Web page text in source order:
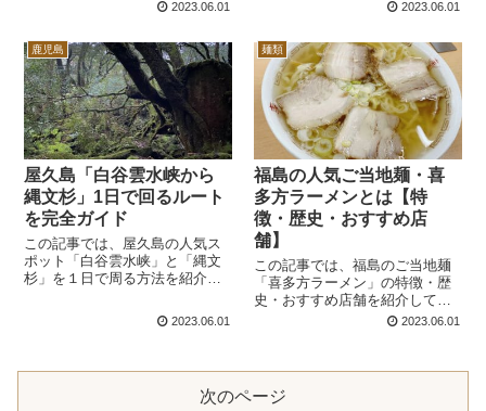
2023.06.01 2023.06.01
鹿児島
屋久島「白谷雲水峡から
縄文杉」1日で回るルート
を完全ガイド
この記事では、屋久島の人気ス
ポット「白谷雲水峡」と「縄文
杉」を１日で周る方法を紹介し
ど、11時間ほどで周ることがで
2023.06.01
麺類
福島の人気ご当地麺・喜
多方ラーメンとは【特
徴・歴史・おすすめ店
舗】
この記事では、福島のご当地麺
「喜多方ラーメン」の特徴・歴
史・おすすめ店舗を紹介してい
ます。喜多方ラーメンは日本三
のか見ていきましょう。
2023.06.01
次のページ